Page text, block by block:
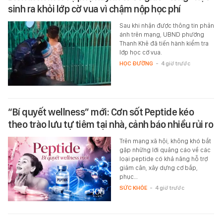
sinh ra khỏi lớp cờ vua vì chậm nộp học phí
Sau khi nhận được thông tin phản
ánh trên mạng, UBND phường
Thanh Khê đã tiến hành kiểm tra
lớp học cờ vua.
HỌC ĐƯỜNG - 4 giờ trước
“Bí quyết wellness” mới: Cơn sốt Peptide kéo
theo trào lưu tự tiêm tại nhà, cảnh báo nhiều rủi ro
Trên mạng xã hội, không khó bắt
gặp những lời quảng cáo về các
loại peptide có khả năng hỗ trợ
giảm cân, xây dựng cơ bắp,
phục…
SỨC KHỎE - 4 giờ trước